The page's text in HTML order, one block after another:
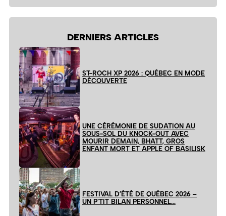
DERNIERS ARTICLES
ST-ROCH XP 2026 : QUÉBEC EN MODE
DÉCOUVERTE
UNE CÉRÉMONIE DE SUDATION AU
SOUS-SOL DU KNOCK-OUT AVEC
MOURIR DEMAIN, BHATT, GROS
ENFANT MORT ET APPLE OF BASILISK
FESTIVAL D’ÉTÉ DE QUÉBEC 2026 –
UN P’TIT BILAN PERSONNEL…